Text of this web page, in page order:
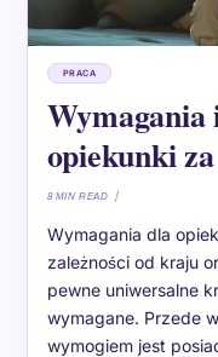
PRACA
opiekunki
8 MIN READ
Wymagania dla
zależności od kraju
pewne uniwersalne
wymagane. Przede
wymogiem jest